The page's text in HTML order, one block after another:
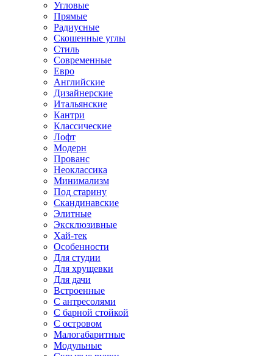
Угловые
Прямые
Радиусные
Скошенные углы
Стиль
Современные
Евро
Английские
Дизайнерские
Итальянские
Кантри
Классические
Лофт
Модерн
Прованс
Неоклассика
Минимализм
Под старину
Скандинавские
Элитные
Эксклюзивные
Хай-тек
Особенности
Для студии
Для хрущевки
Для дачи
Встроенные
С антресолями
С барной стойкой
С островом
Малогабаритные
Модульные